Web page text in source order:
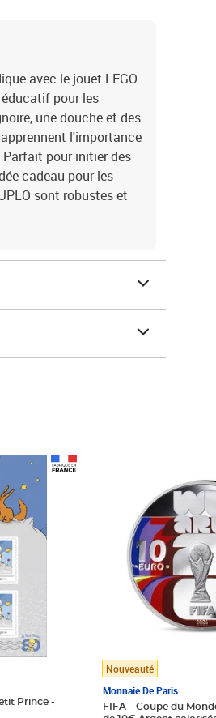
avec le jouet LEGO
éducatif pour les
une douche et des
l'importance
pour initier des
cadeau pour les
sont robustes et
Prince -
Nouveauté
Monnaie De Paris
FIFA – Coupe du